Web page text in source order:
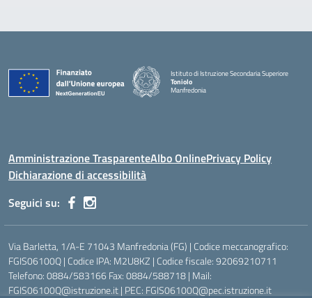
Istituto di Istruzione Secondaria Superiore
Toniolo
Manfredonia
Amministrazione TrasparenteAlbo OnlinePrivacy Policy
Dichiarazione di accessibilità
Seguici su:
Via Barletta, 1/A-E 71043 Manfredonia (FG) | Codice meccanografico:
FGIS06100Q | Codice IPA: M2U8KZ | Codice fiscale: 92069210711
Telefono: 0884/583166 Fax: 0884/588718 | Mail:
FGIS06100Q@istruzione.it | PEC: FGIS06100Q@pec.istruzione.it